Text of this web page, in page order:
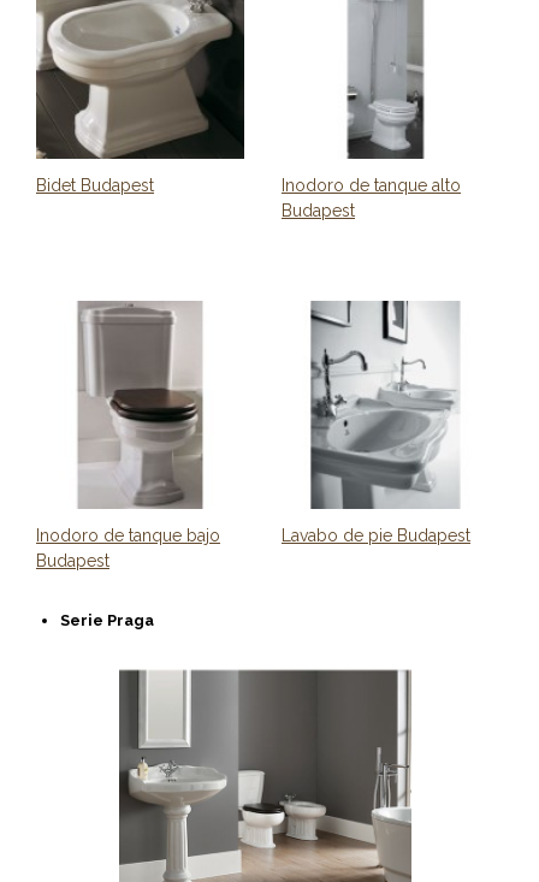
Bidet Budapest
Inodoro de tanque alto
Budapest
Inodoro de tanque bajo
Budapest
Lavabo de pie Budapest
Serie Praga